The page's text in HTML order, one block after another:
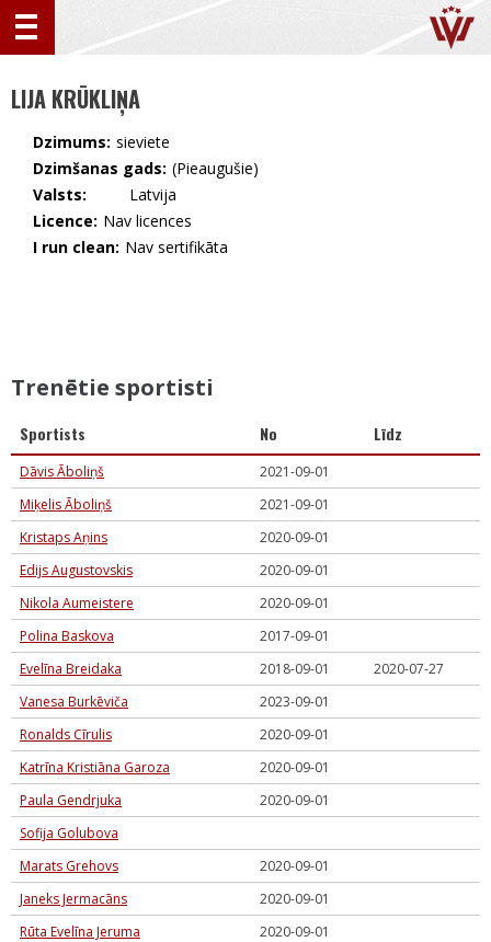
LIJA KRŪKLIŅA
Dzimums: sieviete
Dzimšanas gads: (Pieaugušie)
Valsts:
🇱🇻 Latvija
Licence: Nav licences
I run clean: Nav sertifikāta
Trenētie sportisti
Sportists No Līdz
Dāvis Āboliņš
2021-09-01
Miķelis Āboliņš
2021-09-01
Kristaps Aņins
2020-09-01
Edijs Augustovskis
2020-09-01
Nikola Aumeistere
2020-09-01
Polina Baskova
2017-09-01
Evelīna Breidaka
2018-09-01
2020-07-27
Vanesa Burkēviča
2023-09-01
Ronalds Cīrulis
2020-09-01
Katrīna Kristiāna Garoza
2020-09-01
Paula Gendrjuka
2020-09-01
Sofija Golubova
Marats Grehovs
2020-09-01
Janeks Jermacāns
2020-09-01
Rūta Evelīna Jeruma
2020-09-01